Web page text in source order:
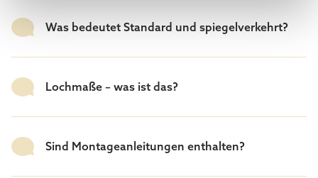
Was bedeutet Standard und spiegelverkehrt?
Lochmaße – was ist das?
Sind Montageanleitungen enthalten?